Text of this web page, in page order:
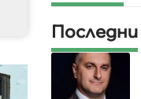
Последни